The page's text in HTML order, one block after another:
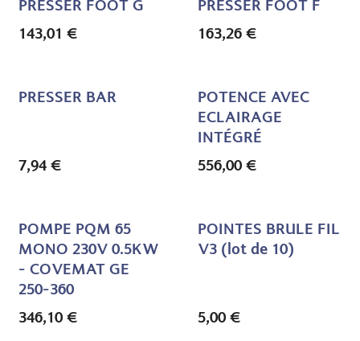
PRESSER FOOT G
143,01 €
PRESSER FOOT F
163,26€
PRESSER BAR
7,94€
POTENCE AVEC
ECLAIRAGE
INTÉGRÉ
556,00€
POMPE PQM 65
MONO 230V 0.5KW
- COVEMAT GE
250-360
346,10 €
POINTES BRULE FIL
V3 (lot de 10)
5,00€